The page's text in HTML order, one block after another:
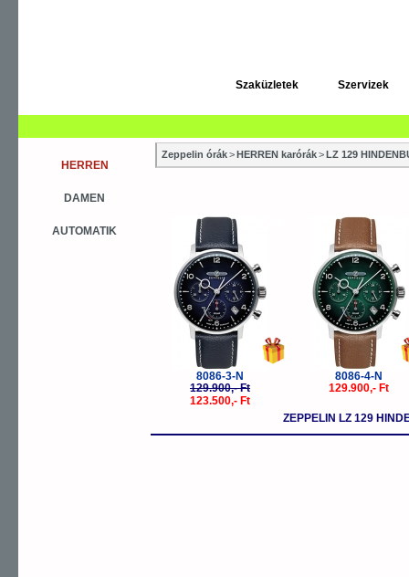
Szaküzletek Szervizek
HERREN
DAMEN
AUTOMATIK
Zeppelin órák>HERREN karórák>LZ 129
8086-3-N
129.900,- Ft
123.500,- Ft
8086-4-N
129.900,- Ft
ZEPPELIN LZ 129